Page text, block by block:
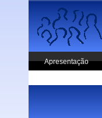
Skip to main content
Apresentação